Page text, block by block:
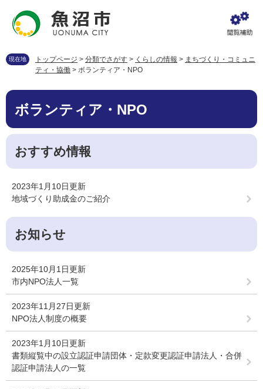
先
す
を
し
へ
現在地 トップページ > 分類でさがす > くらしの情報 > まちづくり・コミュニ
ティ・協働 > ボランティア・NPO
本
ボランティア・NPO
おすすめ情報
2023年1月10日更新
地域づくり助成金のご紹介
お知らせ
2025年10月1日更新
市内NPO法人一覧
2023年11月27日更新
NPO法人制度の概要
2023年1月10日更新
書類縦覧中の設立認証申請団体・定款変更認証申請法人・合併
認証申請法人の一覧